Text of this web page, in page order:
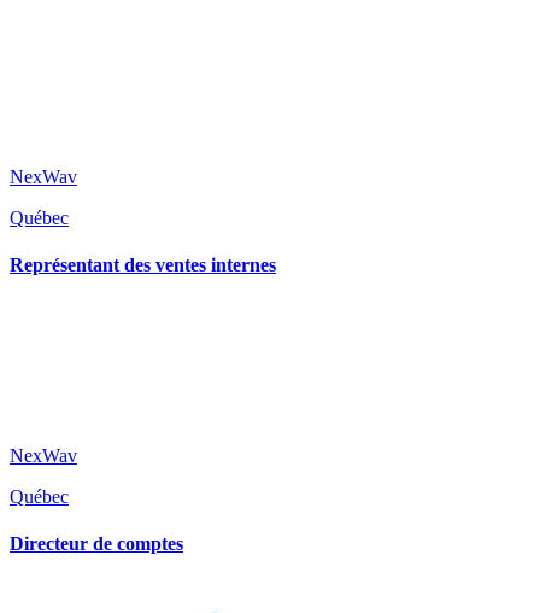
NexWav
Québec
Représentant des ventes internes
NexWav
Québec
Directeur de comptes